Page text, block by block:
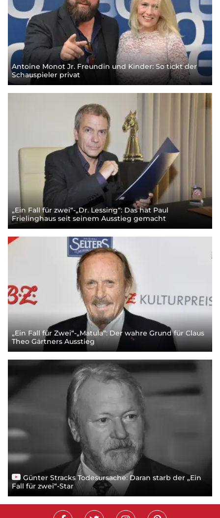
Antoine Monot Jr. Freundin und Kinder: So tickt der
Schauspieler privat
„Ein Fall für zwei“-„Dr. Lessing“: Das hat Paul
Frielinghaus seit seinem Ausstieg gemacht
„Ein Fall für Zwei“-„Matula“: Der wahre Grund für Claus
Theo Gärtners Ausstieg
Günter Stracks Todesursache: Daran starb der „Ein
Fall für zwei“-Star